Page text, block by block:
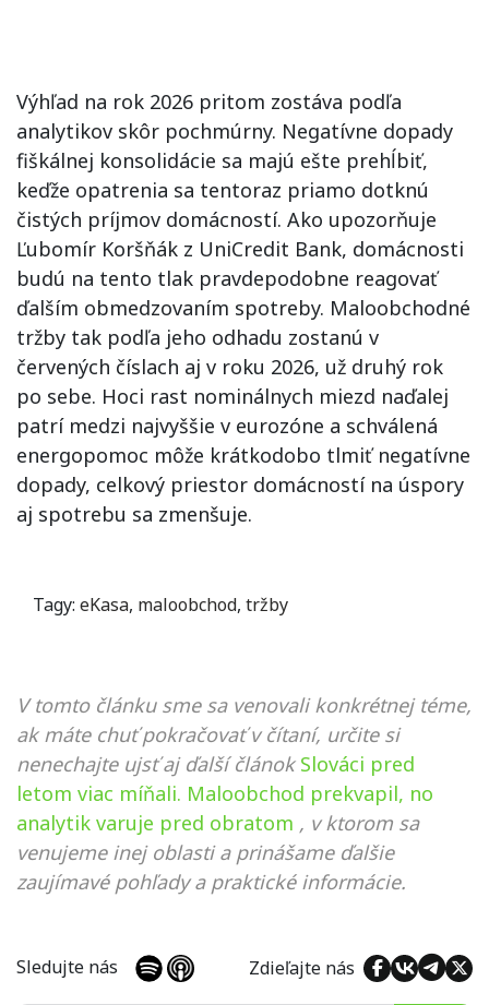
Výhľad na rok 2026 pritom zostáva podľa
analytikov skôr pochmúrny. Negatívne dopady
fiškálnej konsolidácie sa majú ešte prehĺbiť,
keďže opatrenia sa tentoraz priamo dotknú
čistých príjmov domácností. Ako upozorňuje
Ľubomír Koršňák z UniCredit Bank, domácnosti
budú na tento tlak pravdepodobne reagovať
ďalším obmedzovaním spotreby. Maloobchodné
tržby tak podľa jeho odhadu zostanú v
červených číslach aj v roku 2026, už druhý rok
po sebe. Hoci rast nominálnych miezd naďalej
patrí medzi najvyššie v eurozóne a schválená
energopomoc môže krátkodobo tlmiť negatívne
dopady, celkový priestor domácností na úspory
aj spotrebu sa zmenšuje.
Tagy: eKasa, maloobchod, tržby
V tomto článku sme sa venovali konkrétnej téme,
ak máte chuť pokračovať v čítaní, určite si
nenechajte ujsť aj ďalší článok Slováci pred
letom viac míňali. Maloobchod prekvapil, no
analytik varuje pred obratom , v ktorom sa
venujeme inej oblasti a prinášame ďalšie
zaujímavé pohľady a praktické informácie.
Sledujte nás Zdieľajte nás